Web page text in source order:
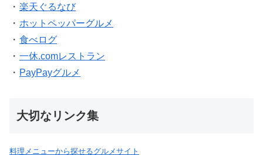
・ 楽天ぐるなび
・ ホットペッパーグルメ
・ 食べログ
・ 一休.comレストラン
・ PayPayグルメ
大切なリンク集
料理メニューから探せるグルメサイト